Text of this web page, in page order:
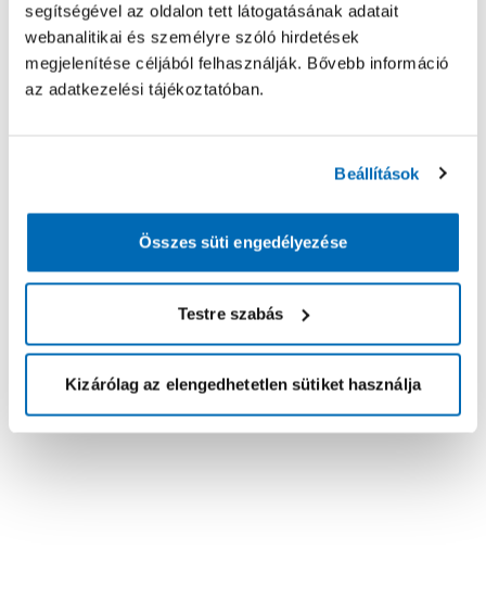
segítségével az oldalon tett látogatásának adatait
webanalitikai és személyre szóló hirdetések
megjelenítése céljából felhasználják. Bővebb információ
az adatkezelési tájékoztatóban.
Beállítások
Összes süti engedélyezése
Testre szabás
Kizárólag az elengedhetetlen sütiket használja